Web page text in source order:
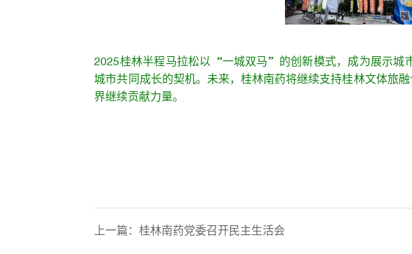
2025桂林半程马拉松以“一城双马”的创新模式，成为展示城
城市共同成长的契机。未来，桂林南药将继续支持桂林文体旅
界继续贡献力量。
上一篇：桂林南药党委召开民主生活会